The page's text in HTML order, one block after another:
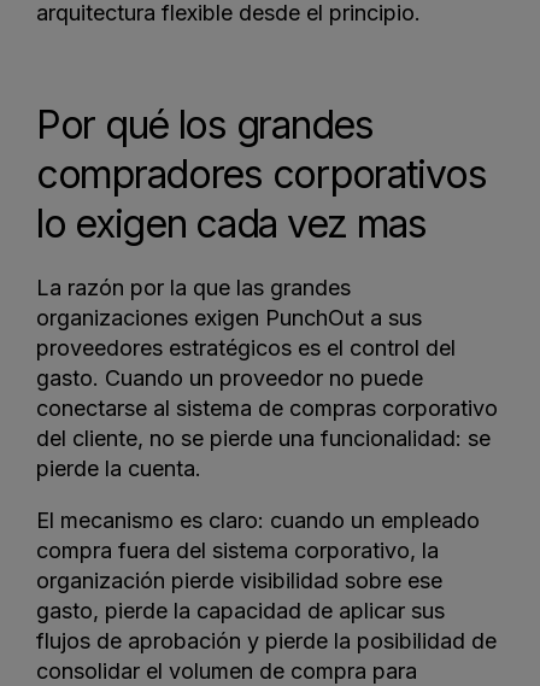
arquitectura flexible desde el principio.
Por qué los grandes
compradores corporativos
lo exigen cada vez mas
La razón por la que las grandes
organizaciones exigen PunchOut a sus
proveedores estratégicos es el control del
gasto. Cuando un proveedor no puede
conectarse al sistema de compras corporativo
del cliente, no se pierde una funcionalidad: se
pierde la cuenta.
El mecanismo es claro: cuando un empleado
compra fuera del sistema corporativo, la
organización pierde visibilidad sobre ese
gasto, pierde la capacidad de aplicar sus
flujos de aprobación y pierde la posibilidad de
consolidar el volumen de compra para